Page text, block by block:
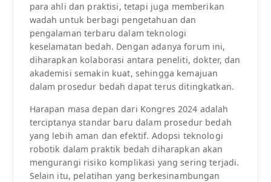
para ahli dan praktisi, tetapi juga memberikan
wadah untuk berbagi pengetahuan dan
pengalaman terbaru dalam teknologi
keselamatan bedah. Dengan adanya forum ini,
diharapkan kolaborasi antara peneliti, dokter, dan
akademisi semakin kuat, sehingga kemajuan
dalam prosedur bedah dapat terus ditingkatkan.
Harapan masa depan dari Kongres 2024 adalah
terciptanya standar baru dalam prosedur bedah
yang lebih aman dan efektif. Adopsi teknologi
robotik dalam praktik bedah diharapkan akan
mengurangi risiko komplikasi yang sering terjadi.
Selain itu, pelatihan yang berkesinambungan